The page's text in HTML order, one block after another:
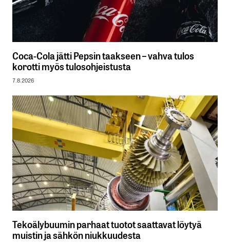
Coca-Cola jätti Pepsin taakseen – vahva tulos
korotti myös tulosohjeistusta
7.8.2026
Tekoälybuumin parhaat tuotot saattavat löytyä
muistin ja sähkön niukkuudesta